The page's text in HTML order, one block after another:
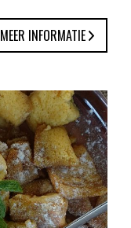
MEER INFORMATIE